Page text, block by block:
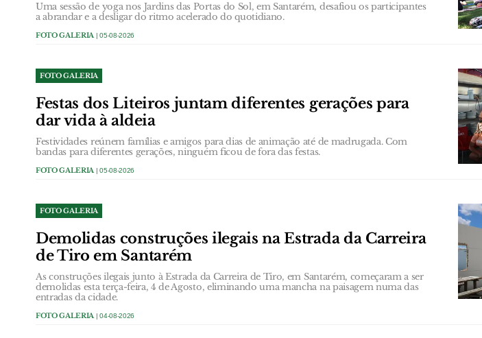
Uma sessão de yoga nos Jardins das Portas do Sol, em Santarém, desafiou os participantes
a abrandar e a desligar do ritmo acelerado do quotidiano.
FOTO GALERIA | 05-08-2026
FOTO GALERIA
Festas dos Liteiros juntam diferentes gerações para
dar vida à aldeia
Festividades reúnem famílias e amigos para dias de animação até de madrugada. Com
bandas para diferentes gerações, ninguém ficou de fora das festas.
FOTO GALERIA | 05-08-2026
FOTO GALERIA
Demolidas construções ilegais na Estrada da Carreira
de Tiro em Santarém
As construções ilegais junto à Estrada da Carreira de Tiro, em Santarém, começaram a ser
demolidas esta terça-feira, 4 de Agosto, eliminando uma mancha na paisagem numa das
entradas da cidade.
FOTO GALERIA | 04-08-2026